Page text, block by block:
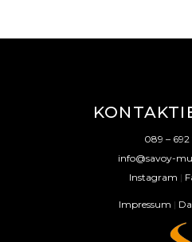
089 – 692
info@savoy-
Instagram |
Impressum |